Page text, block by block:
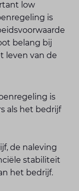
low
is
belang bij
leven van de
is
als het bedrijf
de naleving
stabiliteit
het bedrijf.